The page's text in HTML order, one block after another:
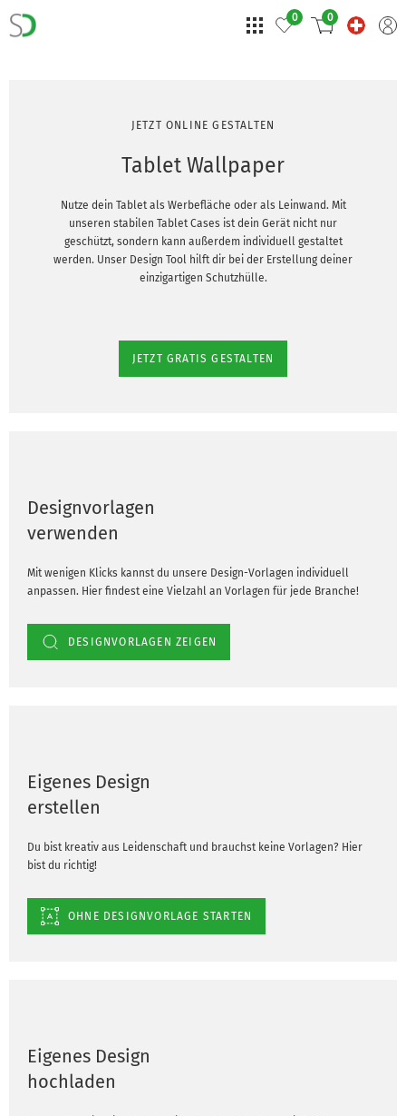
0 0
JETZT ONLINE GESTALTEN
Tablet Wallpaper
Nutze dein Tablet als Werbefläche oder als Leinwand. Mit
unseren stabilen Tablet Cases ist dein Gerät nicht nur
geschützt, sondern kann außerdem individuell gestaltet
werden. Unser Design Tool hilft dir bei der Erstellung deiner
einzigartigen Schutzhülle.
JETZT GRATIS GESTALTEN
Designvorlagen
verwenden
Mit wenigen Klicks kannst du unsere Design-Vorlagen individuell
anpassen. Hier findest eine Vielzahl an Vorlagen für jede Branche!
DESIGNVORLAGEN ZEIGEN
Eigenes Design
erstellen
Du bist kreativ aus Leidenschaft und brauchst keine Vorlagen? Hier
bist du richtig!
OHNE DESIGNVORLAGE STARTEN
Eigenes Design
hochladen